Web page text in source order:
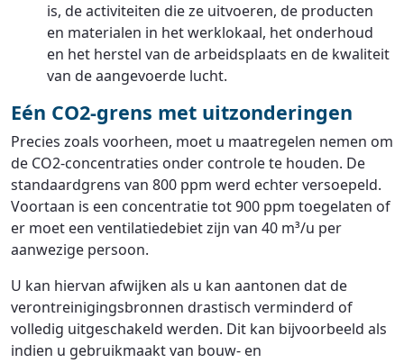
is, de activiteiten die ze uitvoeren, de producten
en materialen in het werklokaal, het onderhoud
en het herstel van de arbeidsplaats en de kwaliteit
van de aangevoerde lucht.
Eén CO2-grens met uitzonderingen
Precies zoals voorheen, moet u maatregelen nemen om
de CO2-concentraties onder controle te houden. De
standaardgrens van 800 ppm werd echter versoepeld.
Voortaan is een concentratie tot 900 ppm toegelaten of
er moet een ventilatiedebiet zijn van 40 m³/u per
aanwezige persoon.
U kan hiervan afwijken als u kan aantonen dat de
verontreinigingsbronnen drastisch verminderd of
volledig uitgeschakeld werden. Dit kan bijvoorbeeld als
indien u gebruikmaakt van bouw- en